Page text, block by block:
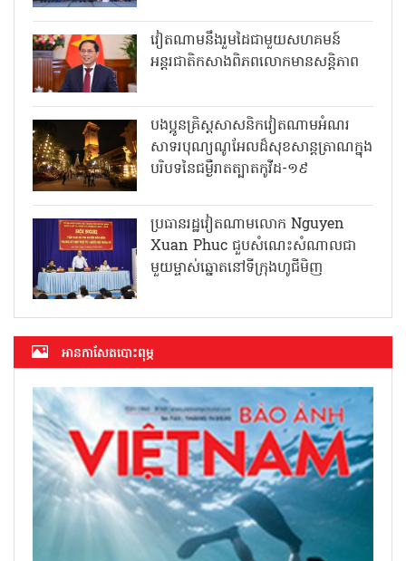
វៀតណាមនឹងរួមដៃជាមួយសហគមន៍
អន្តរជាតិកសាងពិភពលោកមានសន្តិភាព
បងប្អូនគ្រិស្តសាសនិកវៀតណាមអំណរ
សាទរបុណ្យណូអែលដ៏សុខសាន្តត្រាណក្នុង
បរិបទនៃជម្ងឺរាតត្បាតកូវីដ-១៩
ប្រធានរដ្ឋវៀតណាមលោក Nguyen
Xuan Phuc ជួបសំណេះសំណាលជា
មួយម្ចាស់ឆ្នោតនៅទីក្រុងហូជីមិញ
អាន​កាសែត​បោះពុម្ភ